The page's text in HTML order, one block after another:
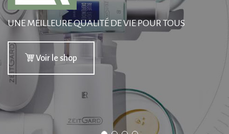
UNE MEILLEURE QUALITÉ DE VIE POUR TOUS
Voir le shop